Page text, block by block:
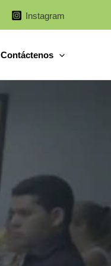
Instagram
Contáctenos